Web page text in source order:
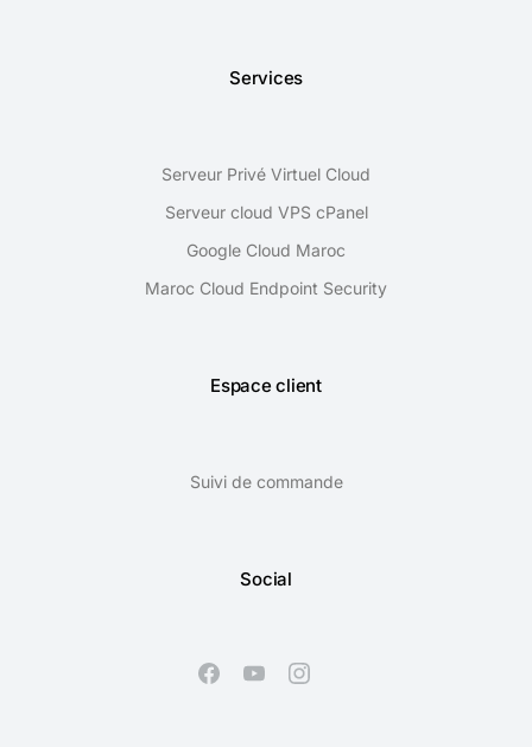
Services
Serveur Privé Virtuel Cloud
Serveur cloud VPS cPanel
Google Cloud Maroc
Maroc Cloud Endpoint Security
Espace client
Suivi de commande
Social